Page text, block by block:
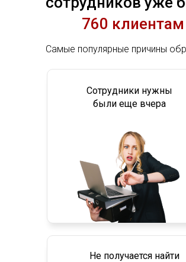
760 клиентам
Самые популярные причины
Сотрудники нужны
были еще вчера
Не получается найти